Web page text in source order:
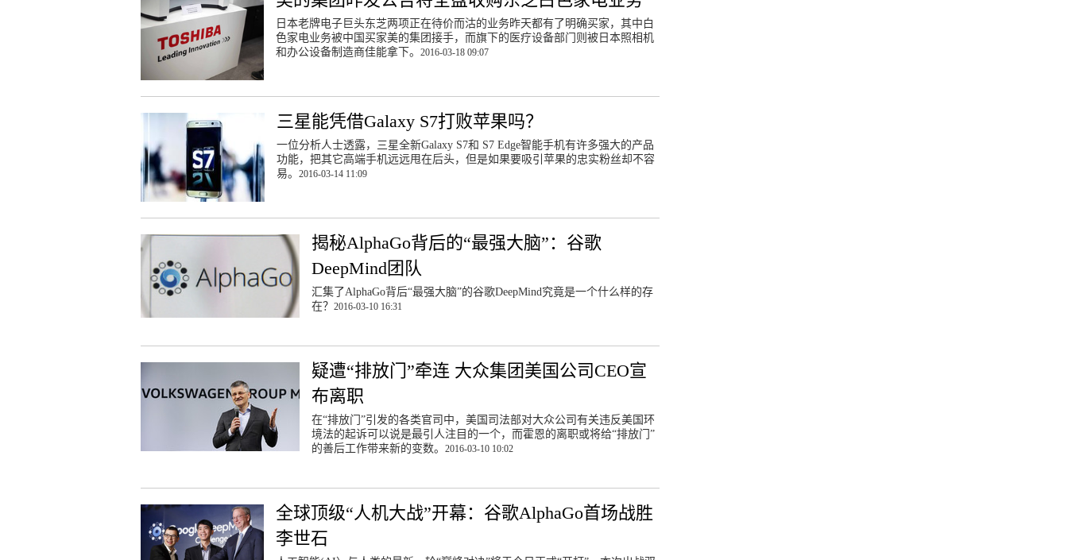
日本老牌电子巨头东芝两项正在待价而沽的业务昨天都有了明确买家，其中白
色家电业务被中国买家美的集团接手，而旗下的医疗设备部门则被日本照相机
和办公设备制造商佳能拿下。 2016-03-18 09:07
三星能凭借Galaxy S7打败苹果吗？
一位分析人士透露，三星全新Galaxy S7和 S7 Edge智能手机有许多强大的产品
功能，把其它高端手机远远甩在后头，但是如果要吸引苹果的忠实粉丝却不容
易。 2016-03-14 11:09
揭秘AlphaGo背后的“最强大脑”：谷歌
DeepMind团队
汇集了AlphaGo背后“最强大脑”的谷歌DeepMind究竟是一个什么样的存
在？ 2016-03-10 16:31
疑遭“排放门”牵连 大众集团美国公司CEO宣
布离职
在“排放门”引发的各类官司中，美国司法部对大众公司有关违反美国环
境法的起诉可以说是最引人注目的一个，而霍恩的离职或将给“排放门”
的善后工作带来新的变数。 2016-03-10 10:02
全球顶级“人机大战”开幕：谷歌AlphaGo首场战胜
李世石